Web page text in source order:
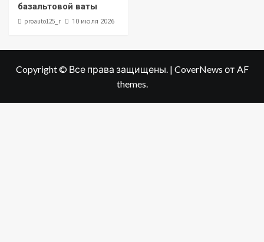
базальтовой ваты
proauto125_r 10 июля 2026
Copyright © Все права защищены. | CoverNews от AF
themes.